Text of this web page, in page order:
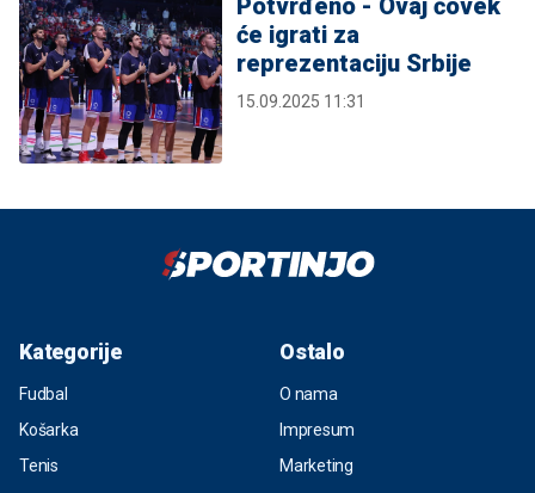
Potvrđeno - Ovaj čovek
će igrati za
reprezentaciju Srbije
15.09.2025 11:31
Kategorije
Fudbal
Košarka
Tenis
Ostalo
O nama
Impresum
Marketing